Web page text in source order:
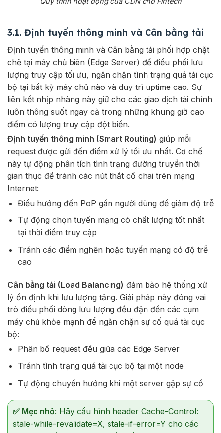
3.1. Định tuyến thông minh và Cân bằng tải
Định tuyến thông minh và Cân bằng tải phối hợp chặt
chẽ tại máy chủ biên (Edge Server) để điều phối lưu
lượng truy cập tối ưu, ngăn chặn tình trạng quá tải cục
bộ tại bất kỳ máy chủ nào và duy trì uptime cao. Sự
liên kết nhịp nhàng này giữ cho các giao dịch tài chính
luôn thông suốt ngay cả trong những khung giờ cao
điểm có lượng truy cập đột biến.
Định tuyến thông minh (Smart Routing) giúp mỗi
request được gửi đến điểm xử lý tối ưu nhất. Cơ chế
này tự động phân tích tình trạng đường truyền thời
gian thực để tránh các nút thắt cổ chai trên mạng
Internet:
Điều hướng đến PoP gần người dùng để giảm độ trễ
Tự động chọn tuyến mạng có chất lượng tốt nhất
tại thời điểm truy cập
Tránh các điểm nghẽn hoặc tuyến mạng có độ trễ
cao
Cân bằng tải (Load Balancing) đảm bảo hệ thống xử
lý ổn định khi lưu lượng tăng. Giải pháp này đóng vai
trò điều phối dòng lưu lượng đều đặn đến các cụm
máy chủ khỏe mạnh để ngăn chặn sự cố quá tải cục
bộ:
Phân bổ request đều giữa các Edge Server
Tránh tình trạng quá tải cục bộ tại một node
Tự động chuyển hướng khi một server gặp sự cố
✅ Mẹo nhỏ: Hãy cấu hình header Cache-Control:
stale-while-revalidate=X, stale-if-error=Y cho các